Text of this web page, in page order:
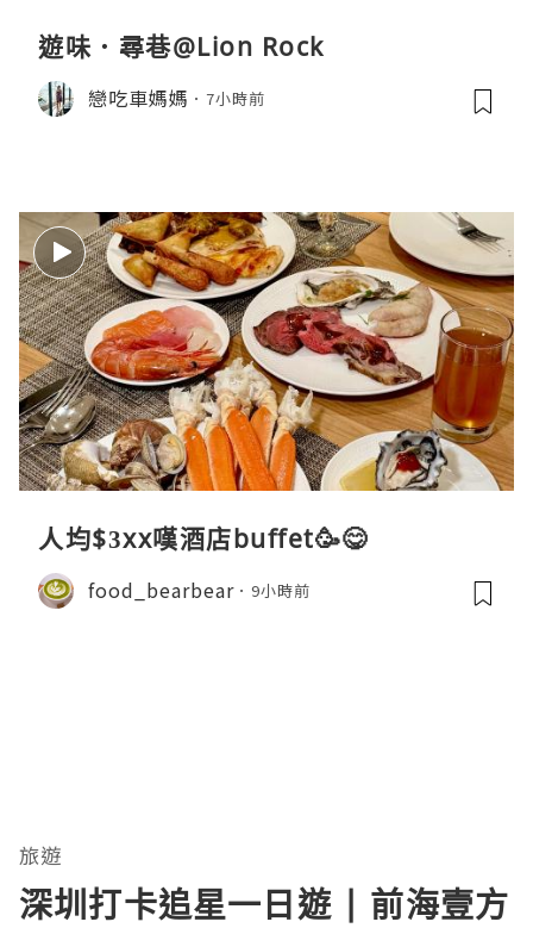
遊味．尋巷@Lion Rock
戀吃車媽媽 7小時前
人均$3xx嘆酒店buffet🥳😋
food_bearbear 9小時前
旅遊
深圳打卡追星一日遊 | 前海壹方